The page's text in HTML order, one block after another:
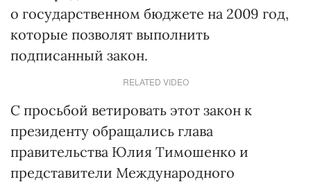
о государственном бюджете на 2009 год,
которые позволят выполнить
подписанный закон.
RELATED VIDEO
С просьбой ветировать этот закон к
президенту обращались глава
правительства Юлия Тимошенко и
представители Международного